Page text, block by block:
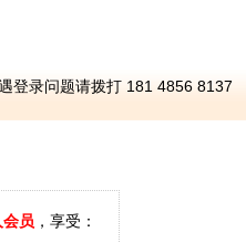
登录问题请拨打 181 4856 8137
员 ，享受：